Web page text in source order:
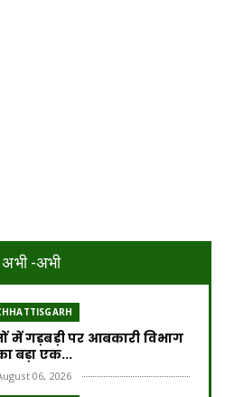
अभी -अभी
में गड़बड़ी पर आबकारी विभाग
बड़ा एक...
06, 2026